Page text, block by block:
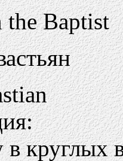
the Baptist
в круглых